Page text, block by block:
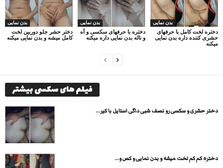
بدن نمایی
دختر حشر جلو دوربین لخت
کامل میشه و بدن نمایی میکنه
بدن نمایی
دختره با حرفهای سکسی و آه
و ناله بدن نمایی داره میکنه
بدن نمایی
دختره لخت کامل با حرفهای
حشری کننده داره بدن نمایی
میکنه
فیلم های سکسی بیشتر
دختر حشری و سکسی رو نصف شبی داگی استایل با کیر...
دختره کم کم لخت میشه و بدن نمایی و کص و...